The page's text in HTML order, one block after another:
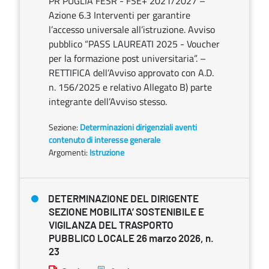
Azione 6.3 Interventi per garantire
l’accesso universale all’istruzione. Avviso
pubblico “PASS LAUREATI 2025 - Voucher
per la formazione post universitaria”. –
RETTIFICA dell’Avviso approvato con A.D.
n. 156/2025 e relativo Allegato B) parte
integrante dell’Avviso stesso.
Sezione: Determinazioni dirigenziali aventi
contenuto di interesse generale
Argomenti: Istruzione
DETERMINAZIONE DEL DIRIGENTE
SEZIONE MOBILITA’ SOSTENIBILE E
VIGILANZA DEL TRASPORTO
PUBBLICO LOCALE 26 marzo 2026, n.
23